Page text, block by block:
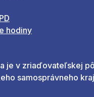
hodiny
je v zriaďovateľskej
samosprávneho